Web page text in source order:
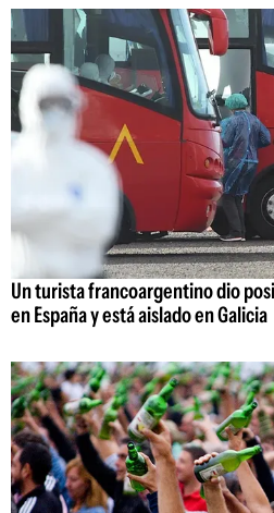
Un turista francoargentino dio
en España y está aislado en Galicia